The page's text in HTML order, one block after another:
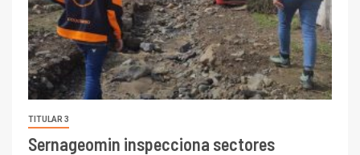
TITULAR 3
Sernageomin inspecciona sectores